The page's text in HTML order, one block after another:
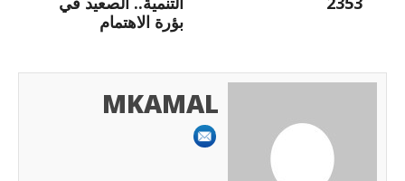
بؤرة الاهتمام
MKAMAL